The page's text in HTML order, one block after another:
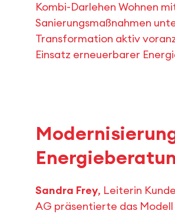
Kombi-Darlehen Wohnen
Sanierungsmaßnahmen
Transformation aktiv
Einsatz erneuerbarer
Sandra Frey, Leiterin
AG präsentierte das